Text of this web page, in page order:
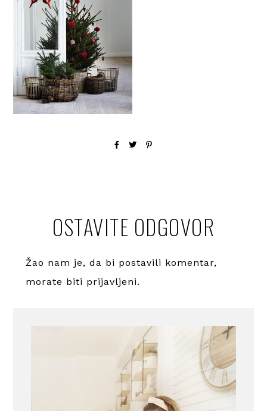
OSTAVITE ODGOVOR
Žao nam je, da bi postavili komentar,
morate biti prijavljeni.